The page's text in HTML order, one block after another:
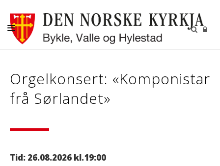
KYRKJER
KYRKJELYD
Orgelkonsert: «Komponistar
frå Sørlandet»
Tid: 26.08.2026 kl.19:00